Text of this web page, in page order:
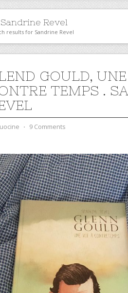
Sandrine Revel
results for Sandrine Revel
GOULD,
TEMPS .
⋅ 9 Comments